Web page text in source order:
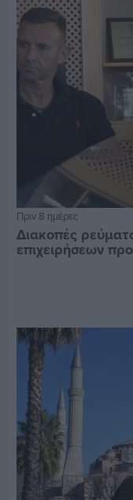
Πριν 8 ημέρες
Διακοπές
επιχειρήσεων